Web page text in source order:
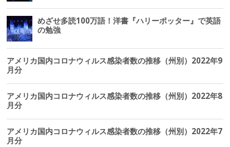
めざせ多読100万語！洋書『ハリーポッター』で英語
の勉強
アメリカ国内コロナウィルス感染者数の推移（州別）2022年9
月分
アメリカ国内コロナウィルス感染者数の推移（州別）2022年8
月分
アメリカ国内コロナウィルス感染者数の推移（州別）2022年7
月分